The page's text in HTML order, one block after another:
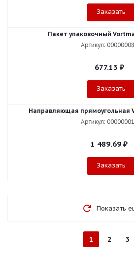
Заказать
Пакет упаковочный
Артикул:
677.13 ₽
Заказать
Направляющая прямоугольная
Артикул:
1 489.69 ₽
Заказать
Показать
1 2 3